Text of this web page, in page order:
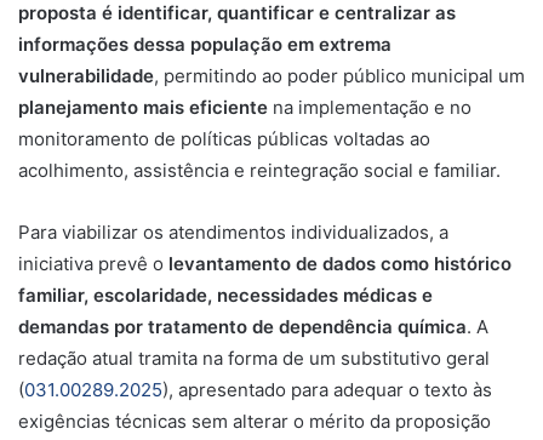
proposta é identificar, quantificar e centralizar as
informações dessa população em extrema
vulnerabilidade, permitindo ao poder público municipal um
planejamento mais eficiente na implementação e no
monitoramento de políticas públicas voltadas ao
acolhimento, assistência e reintegração social e familiar.
Para viabilizar os atendimentos individualizados, a
iniciativa prevê o levantamento de dados como histórico
familiar, escolaridade, necessidades médicas e
demandas por tratamento de dependência química. A
redação atual tramita na forma de um substitutivo geral
(031.00289.2025), apresentado para adequar o texto às
exigências técnicas sem alterar o mérito da proposição